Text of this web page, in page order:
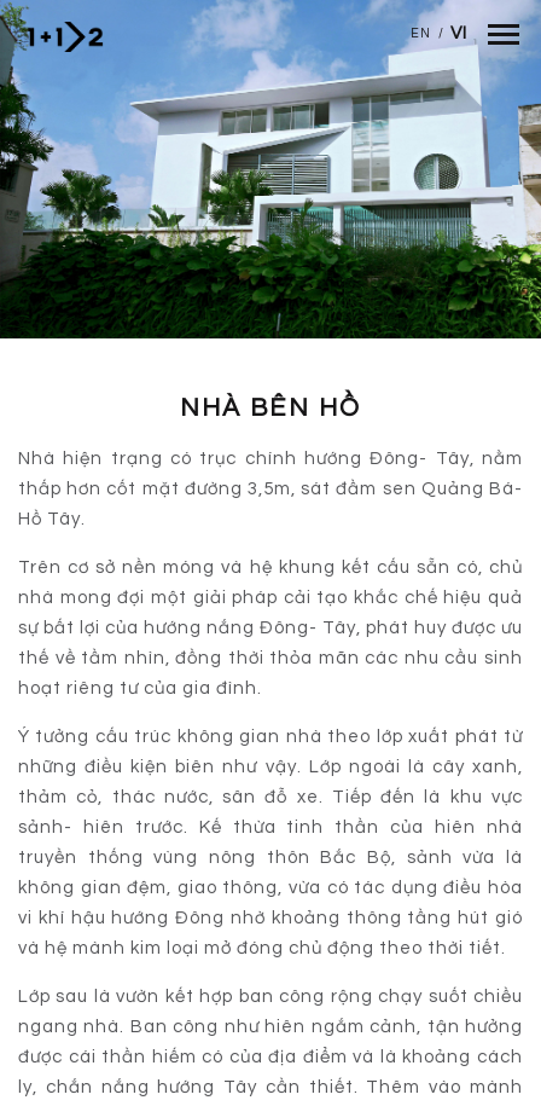
Nhảy đến nội dung
EN / VI
NHÀ BÊN HỒ
Nhà hiện trạng có trục chính hướng Đông- Tây, nằm
thấp hơn cốt mặt đường 3,5m, sát đầm sen Quảng Bá-
Hồ Tây.
Trên cơ sở nền móng và hệ khung kết cấu sẵn có, chủ
nhà mong đợi một giải pháp cải tạo khắc chế hiệu quả
sự bất lợi của hướng nắng Đông- Tây, phát huy được ưu
thế về tầm nhìn, đồng thời thỏa mãn các nhu cầu sinh
hoạt riêng tư của gia đình.
Ý tưởng cấu trúc không gian nhà theo lớp xuất phát từ
những điều kiện biên như vậy. Lớp ngoài là cây xanh,
thảm cỏ, thác nước, sân đỗ xe. Tiếp đến là khu vực
sảnh- hiên trước. Kế thừa tinh thần của hiên nhà
truyền thống vùng nông thôn Bắc Bộ, sảnh vừa là
không gian đệm, giao thông, vừa có tác dụng điều hòa
vi khí hậu hướng Đông nhờ khoảng thông tầng hút gió
và hệ mành kim loại mở đóng chủ động theo thời tiết.
Lớp sau là vườn kết hợp ban công rộng chạy suốt chiều
ngang nhà. Ban công như hiên ngắm cảnh, tận hưởng
được cái thần hiếm có của địa điểm và là khoảng cách
ly, chắn nắng hướng Tây cần thiết. Thêm vào mành